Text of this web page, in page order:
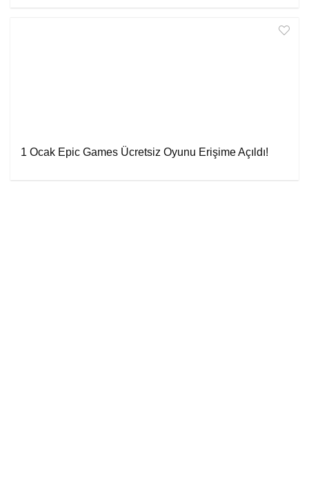
1 Ocak Epic Games Ücretsiz Oyunu Erişime Açıldı!